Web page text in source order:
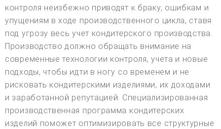
контроля неизбежно приводят к браку, ошибкам и
упущениям в ходе производственного цикла, ставя
под угрозу весь учет кондитерского производства.
Производство должно обращать внимание на
современные технологии контроля, учета и новые
подходы, чтобы идти в ногу со временем и не
рисковать кондитерскими изделиями, их доходами
и заработанной репутацией. Специализированная
производственная программа кондитерских
изделий поможет оптимизировать все структурные